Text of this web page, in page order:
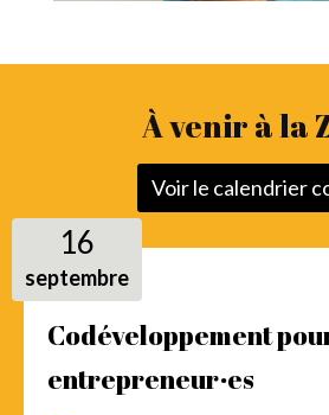
À venir à la
Voir le calendrier
16
septembre
Codéveloppement
entrepreneur·es